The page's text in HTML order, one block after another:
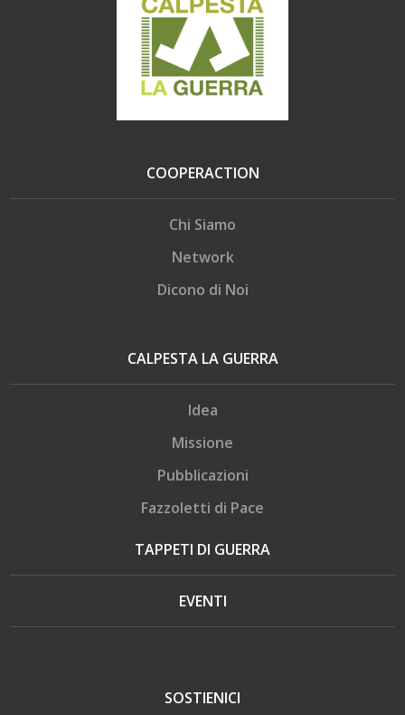
COOPERACTION
Chi Siamo
Network
Dicono di Noi
CALPESTA LA GUERRA
Idea
Missione
Pubblicazioni
Fazzoletti di Pace
TAPPETI DI GUERRA
EVENTI
SOSTIENICI